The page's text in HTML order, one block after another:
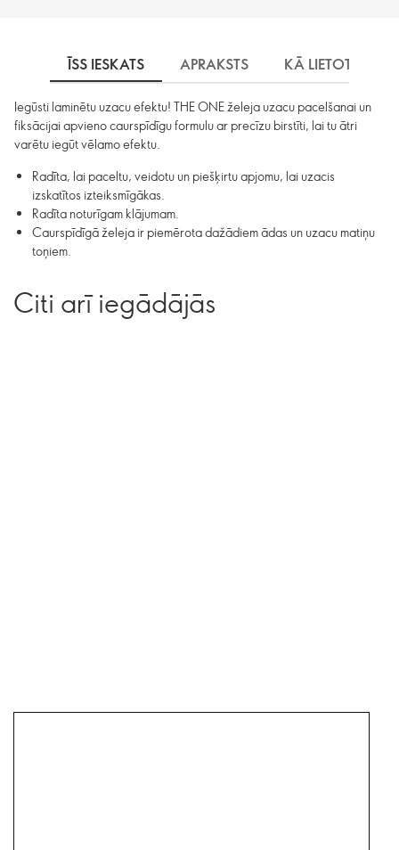
ĪSS IESKATS APRAKSTS KĀ LIETOT
Iegūsti laminētu uzacu efektu! THE ONE želeja uzacu pacelšanai un
fiksācijai apvieno caurspīdīgu formulu ar precīzu birstīti, lai tu ātri
varētu iegūt vēlamo efektu.
Radīta, lai paceltu, veidotu un piešķirtu apjomu, lai uzacis
izskatītos izteiksmīgākas.
Radīta noturīgam klājumam.
Caurspīdīgā želeja ir piemērota dažādiem ādas un uzacu matiņu
toņiem.
Citi arī iegādājās